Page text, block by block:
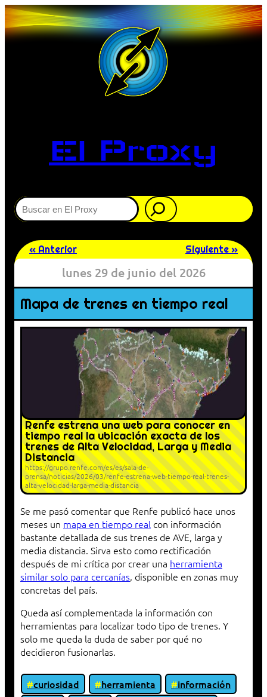
El Proxy
Buscar
« Anterior Siguiente »
lunes 29 de junio del 2026
Mapa de trenes en tiempo real
Renfe estrena una web para conocer en
tiempo real la ubicación exacta de los
trenes de Alta Velocidad, Larga y Media
Distancia
https://grupo.renfe.com/es/es/sala-de-
prensa/noticias/2026/03/renfe-estrena-web-tiempo-real-trenes-
alta-velocidad-larga-media-distancia
Se me pasó comentar que Renfe publicó hace unos
meses un mapa en tiempo real con información
bastante detallada de sus trenes de AVE, larga y
media distancia. Sirva esto como rectificación
después de mi crítica por crear una herramienta
similar solo para cercanías, disponible en zonas muy
concretas del país.
Queda así complementada la información con
herramientas para localizar todo tipo de trenes. Y
solo me queda la duda de saber por qué no
decidieron fusionarlas.
curiosidad herramienta
información